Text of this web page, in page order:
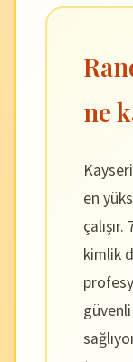
ne
en
kimlik